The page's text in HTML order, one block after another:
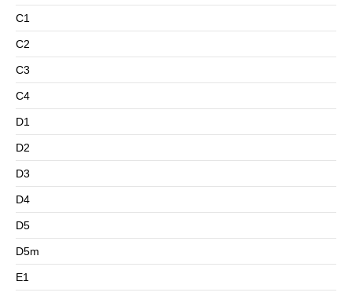
C1
C2
C3
C4
D1
D2
D3
D4
D5
D5m
E1